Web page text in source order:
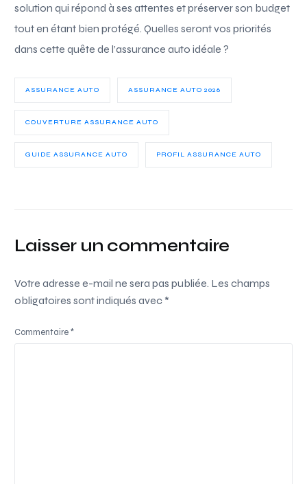
solution qui répond à ses attentes et préserver son budget
tout en étant bien protégé. Quelles seront vos priorités
dans cette quête de l’assurance auto idéale ?
ASSURANCE AUTO ASSURANCE AUTO 2026
COUVERTURE ASSURANCE AUTO
GUIDE ASSURANCE AUTO PROFIL ASSURANCE AUTO
Laisser un commentaire
Votre adresse e-mail ne sera pas publiée. Les champs
obligatoires sont indiqués avec *
Commentaire*